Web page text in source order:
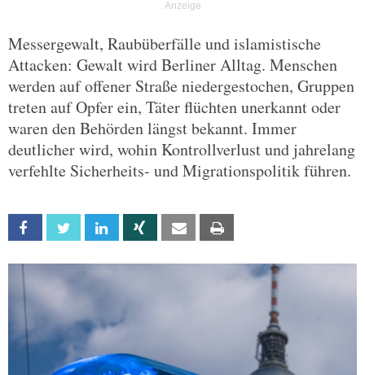
Messergewalt, Raubüberfälle und islamistische
Attacken: Gewalt wird Berliner Alltag. Menschen
werden auf offener Straße niedergestochen, Gruppen
treten auf Opfer ein, Täter flüchten unerkannt oder
waren den Behörden längst bekannt. Immer
deutlicher wird, wohin Kontrollverlust und jahrelang
verfehlte Sicherheits- und Migrationspolitik führen.
Facebook Twitter Linkedin Xing Email